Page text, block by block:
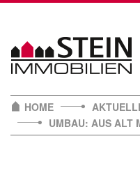
content
HOME
UMBAU: AUS ALT